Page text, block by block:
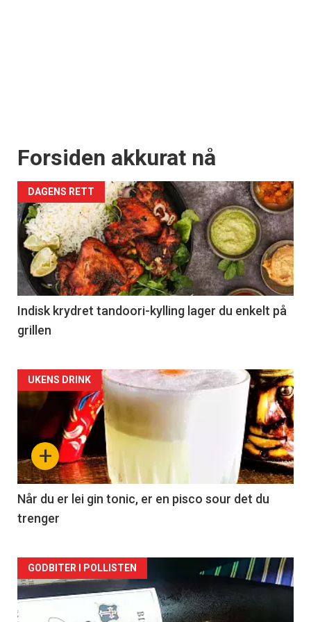
Forsiden akkurat nå
DAGENS RETT
Indisk krydret tandoori-kylling lager du enkelt på
grillen
Forsiden
akkurat
nå
-
2
+
UKENS DRINK
Når du er lei gin tonic, er en pisco sour det du
trenger
Forsiden
akkurat
GODBITER I POLLISTEN